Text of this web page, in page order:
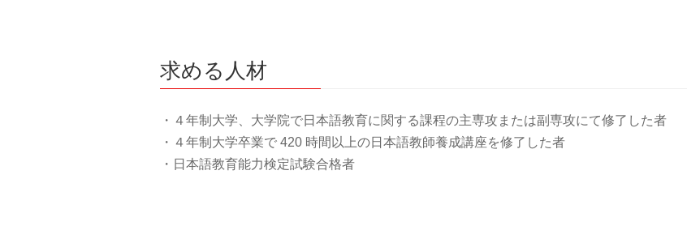
求める人材
・４年制大学、大学院で日本語教育に関する課程の主専攻または副専攻にて修了した者
・４年制大学卒業で 420 時間以上の日本語教師養成講座を修了した者
・日本語教育能力検定試験合格者